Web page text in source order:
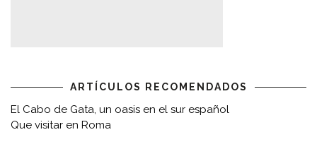
ARTÍCULOS RECOMENDADOS
El Cabo de Gata, un oasis en el sur español
Que visitar en Roma